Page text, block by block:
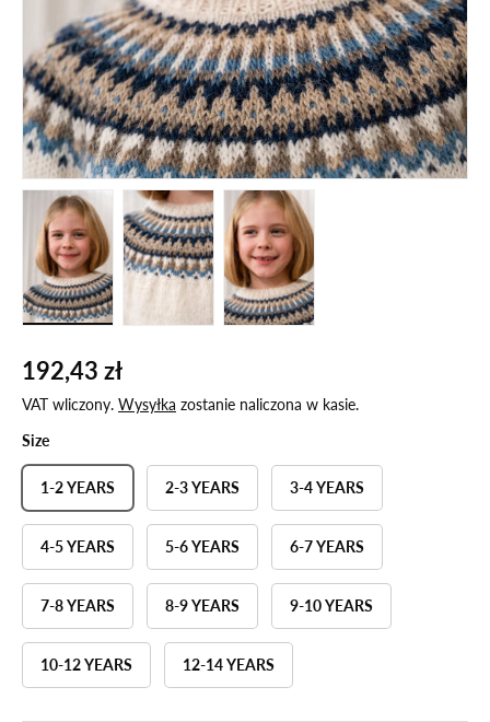
Załaduj zdjęcie 1 W galeriiZaładuj zdjęcie 2 W galeriiZaładuj zdjęcie 3 W galerii
192,43 zł
VAT wliczony. Wysyłka zostanie naliczona w kasie.
Size
1-2 YEARS 2-3 YEARS 3-4 YEARS
4-5 YEARS 5-6 YEARS 6-7 YEARS
7-8 YEARS 8-9 YEARS 9-10 YEARS
10-12 YEARS 12-14 YEARS